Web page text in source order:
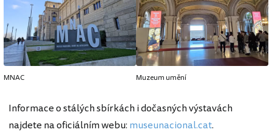
MNAC Muzeum umění
Informace o stálých sbírkách i dočasných výstavách
najdete na oficiálním webu: museunacional.cat.